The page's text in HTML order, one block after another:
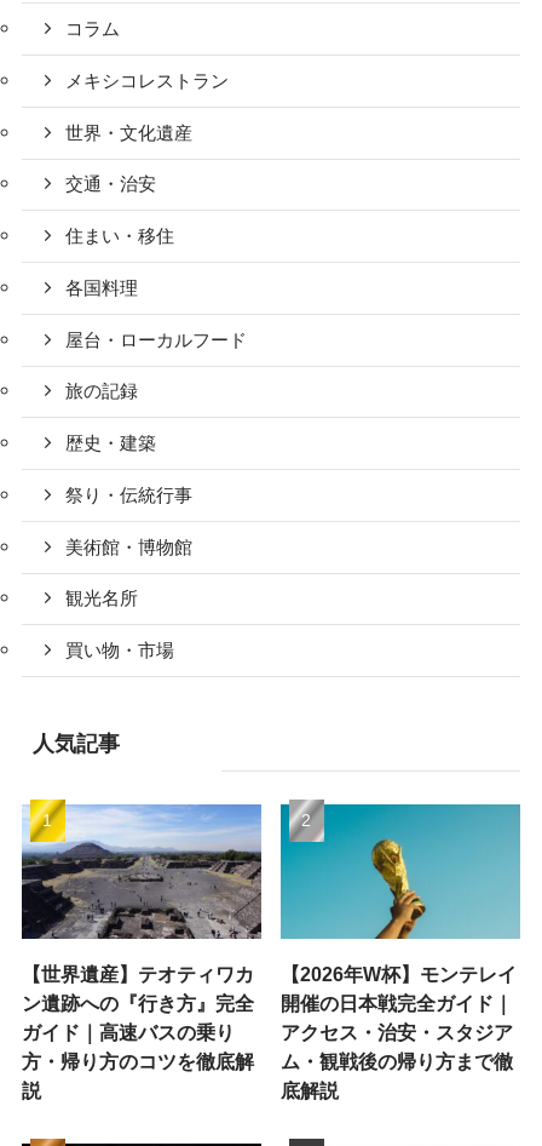
コラム
メキシコレストラン
世界・文化遺産
交通・治安
住まい・移住
各国料理
屋台・ローカルフード
旅の記録
歴史・建築
祭り・伝統行事
美術館・博物館
観光名所
買い物・市場
人気記事
【世界遺産】テオティワカ
ン遺跡への『行き方』完全
ガイド｜高速バスの乗り
方・帰り方のコツを徹底解
説
【2026年W杯】モンテレイ
開催の日本戦完全ガイド｜
アクセス・治安・スタジア
ム・観戦後の帰り方まで徹
底解説